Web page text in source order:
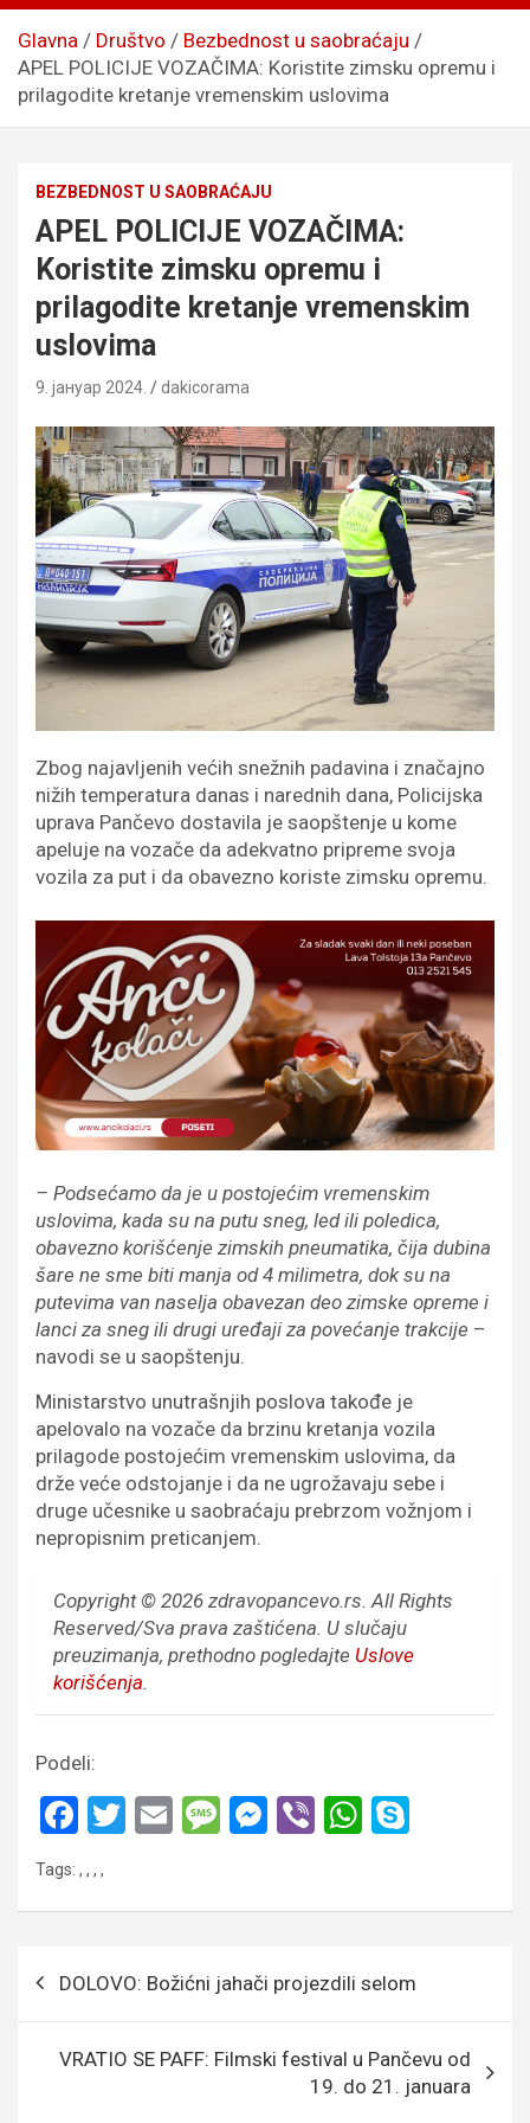
Glavna Društvo
Bezbednost u saobraćaju
APEL POLICIJE VOZAČIMA: Koristite zimsku opremu i
prilagodite kretanje vremenskim uslovima
BEZBEDNOST U SAOBRAĆAJU
APEL POLICIJE VOZAČIMA:
Koristite zimsku opremu i
prilagodite kretanje vremenskim
uslovima
9. јануар 2024. dakicorama
Zbog najavljenih većih snežnih padavina i značajno
nižih temperatura danas i narednih dana, Policijska
uprava Pančevo dostavila je saopštenje u kome
apeluje na vozače da adekvatno pripreme svoja
vozila za put i da obavezno koriste zimsku opremu.
– Podsećamo da je u postojećim vremenskim
uslovima, kada su na putu sneg, led ili poledica,
obavezno korišćenje zimskih pneumatika, čija dubina
šare ne sme biti manja od 4 milimetra, dok su na
putevima van naselja obavezan deo zimske opreme i
lanci za sneg ili drugi uređaji za povećanje trakcije –
navodi se u saopštenju.
Ministarstvo unutrašnjih poslova takođe je
apelovalo na vozače da brzinu kretanja vozila
prilagode postojećim vremenskim uslovima, da
drže veće odstojanje i da ne ugrožavaju sebe i
druge učesnike u saobraćaju prebrzom vožnjom i
nepropisnim preticanjem.
Copyright © 2026 zdravopancevo.rs. All Rights
Reserved/Sva prava zaštićena. U slučaju
preuzimanja, prethodno pogledajte Uslove
korišćenja.
Podeli:
F
ce
o
o
k
T
E
M
g
e
M
er
Vi W
A
p
p
Tags: , , , ,
чланка
DOLOVO: Božićni jahači projezdili selom
VRATIO SE PAFF: Filmski festival u Pančevu od
19. do 21. januara